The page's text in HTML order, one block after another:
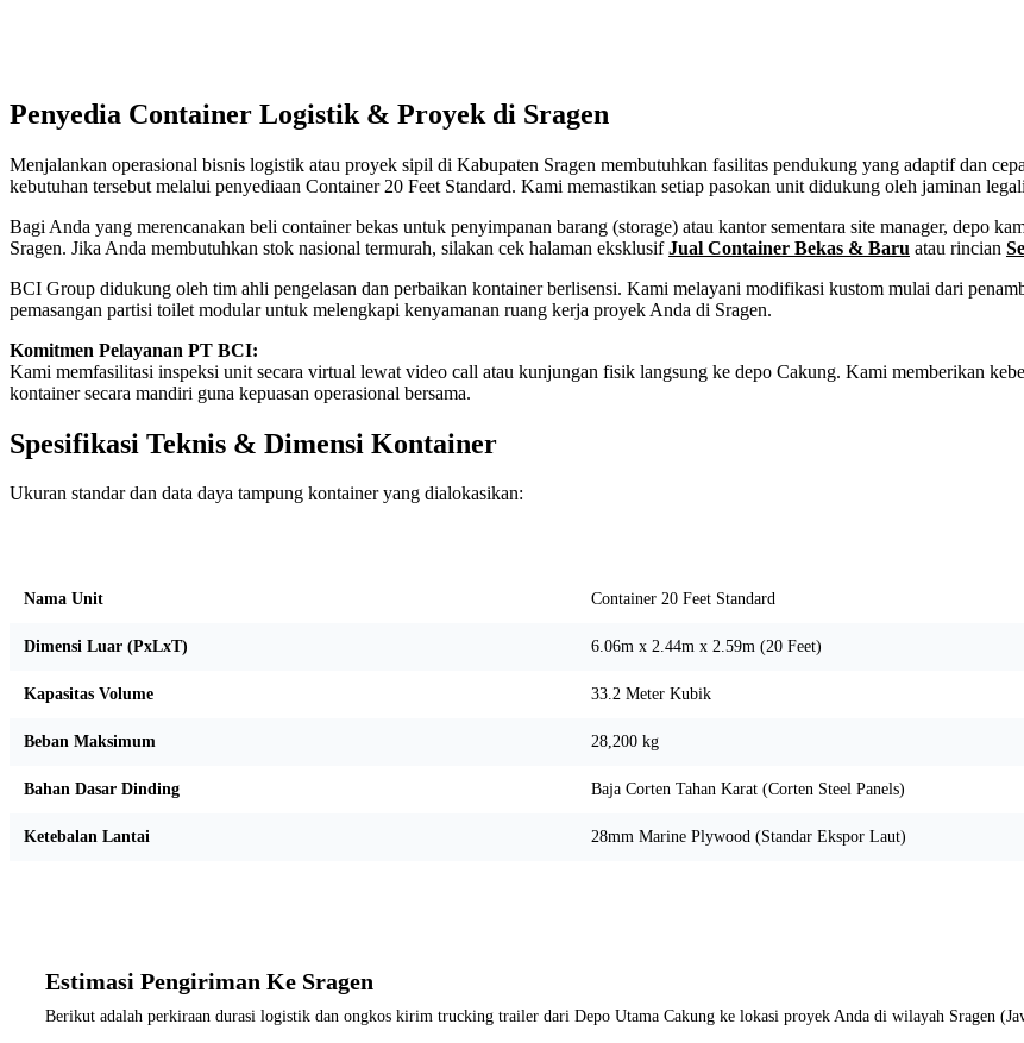
Penyedia Container Logistik & Proyek di Sragen
Menjalankan operasional bisnis logistik atau proyek sipil di Kabupaten Sragen membutuhkan fasilitas pendukung yang adaptif dan
kebutuhan tersebut melalui penyediaan Container 20 Feet Standard. Kami memastikan setiap pasokan unit didukung oleh jaminan
Bagi Anda yang merencanakan beli container bekas untuk penyimpanan barang (storage) atau kantor sementara site manager, depo
Sragen. Jika Anda membutuhkan stok nasional termurah, silakan cek halaman eksklusifJual Container Bekas & Baru atau rincian
BCI Group didukung oleh tim ahli pengelasan dan perbaikan kontainer berlisensi. Kami melayani modifikasi kustom mulai dari
pemasangan partisi toilet modular untuk melengkapi kenyamanan ruang kerja proyek Anda di Sragen.
Komitmen Pelayanan PT BCI:
Kami memfasilitasi inspeksi unit secara virtual lewat video call atau kunjungan fisik langsung ke depo Cakung. Kami memberikan
kontainer secara mandiri guna kepuasan operasional bersama.
Spesifikasi Teknis & Dimensi Kontainer
Ukuran standar dan data daya tampung kontainer yang dialokasikan:
Nama Unit Container 20 Feet Standard
Dimensi Luar (PxLxT) 6.06m x 2.44m x 2.59m (20 Feet)
Kapasitas Volume 33.2 Meter Kubik
Beban Maksimum 28,200 kg
Bahan Dasar Dinding Baja Corten Tahan Karat (Corten Steel Panels)
Ketebalan Lantai 28mm Marine Plywood (Standar Ekspor Laut)
Estimasi Pengiriman Ke Sragen
Berikut adalah perkiraan durasi logistik dan ongkos kirim trucking trailer dari Depo Utama Cakung ke lokasi proyek Anda di wilayah Sragen